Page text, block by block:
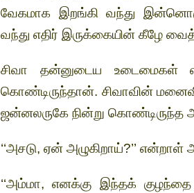
வேகமாக இறங்கி வந்து
வந்து எதிர் இருக்கையின் கீழே
சிவா தன்னுடைய உடைமைகள்
கொண்டிருந்தான். சிவாவின் மனைவி
ஜன்னலருகே நின்று
‘‘அசடு, ஏன் அழுகிறாய்?’’ என்றாள்
‘‘அம்மா, எனக்கு இந்தக்